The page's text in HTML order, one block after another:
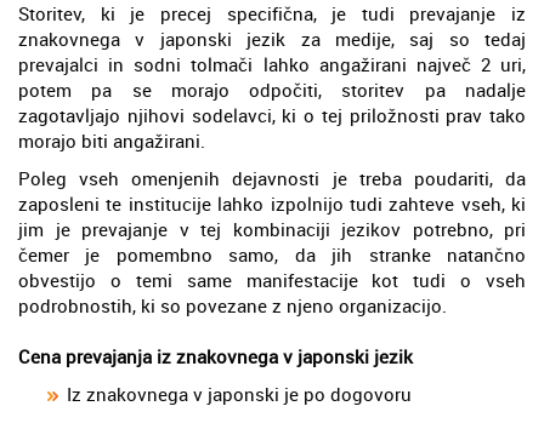
Storitev, ki je precej specifična, je tudi prevajanje iz
znakovnega v japonski jezik za medije, saj so tedaj
prevajalci in sodni tolmači lahko angažirani največ 2 uri,
potem pa se morajo odpočiti, storitev pa nadalje
zagotavljajo njihovi sodelavci, ki o tej priložnosti prav tako
morajo biti angažirani.
Poleg vseh omenjenih dejavnosti je treba poudariti, da
zaposleni te institucije lahko izpolnijo tudi zahteve vseh, ki
jim je prevajanje v tej kombinaciji jezikov potrebno, pri
čemer je pomembno samo, da jih stranke natančno
obvestijo o temi same manifestacije kot tudi o vseh
podrobnostih, ki so povezane z njeno organizacijo.
Cena prevajanja iz znakovnega v japonski jezik
Iz znakovnega v japonski je po dogovoru